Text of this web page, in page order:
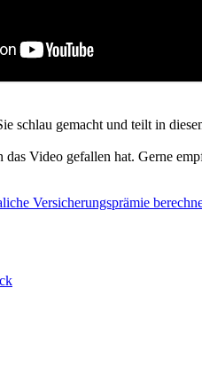
schlau gemacht und teilt in
Video gefallen hat. Gerne
Versicherungsprämie